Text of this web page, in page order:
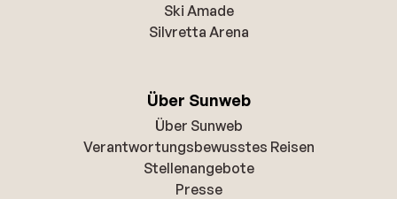
Ski Amade
Silvretta Arena
Über Sunweb
Über Sunweb
Verantwortungsbewusstes Reisen
Stellenangebote
Presse